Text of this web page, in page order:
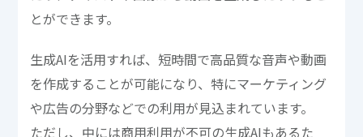
とができます。
生成AIを活用すれば、短時間で高品質な音声や動画
を作成することが可能になり、特にマーケティング
や広告の分野などでの利用が見込まれています。
ただし、中には商用利用が不可の生成AIもあるた